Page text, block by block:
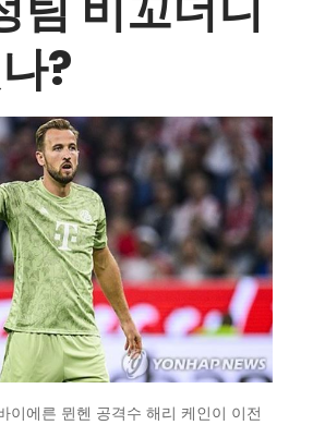
?
이에른 뮌헨 공격수 해리 케인이 이전